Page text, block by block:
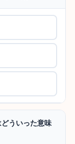
ういった意味